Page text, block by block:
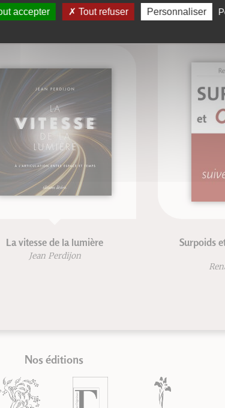
CONNAISSEZ-VOUS
La vitesse de la lumière
Jean Perdijon
Surpoids
Nos éditions
accepter Tout refuser Personnaliser